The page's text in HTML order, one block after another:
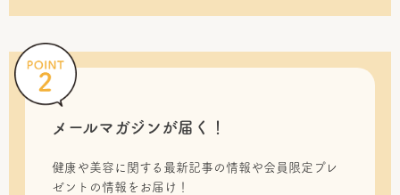
メールマガジンが届く！
健康や美容に関する最新記事の情報や会員限定プレ
ゼントの情報をお届け！